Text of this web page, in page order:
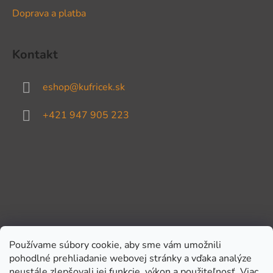
Používame súbory cookie, aby sme vám umožnili
pohodlné prehliadanie webovej stránky a vďaka analýze
Doprava a platba
Kontakt
eshop@kufricek.sk
+421 947 905 223